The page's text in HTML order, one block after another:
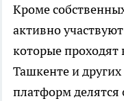
Кроме
активно
которые
Ташкенте и
платформ